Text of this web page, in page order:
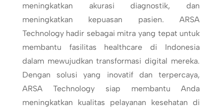
meningkatkan akurasi diagnostik, dan
meningkatkan kepuasan pasien. ARSA
Technology hadir sebagai mitra yang tepat untuk
membantu fasilitas healthcare di Indonesia
dalam mewujudkan transformasi digital mereka.
Dengan solusi yang inovatif dan terpercaya,
ARSA Technology siap membantu Anda
meningkatkan kualitas pelayanan kesehatan di